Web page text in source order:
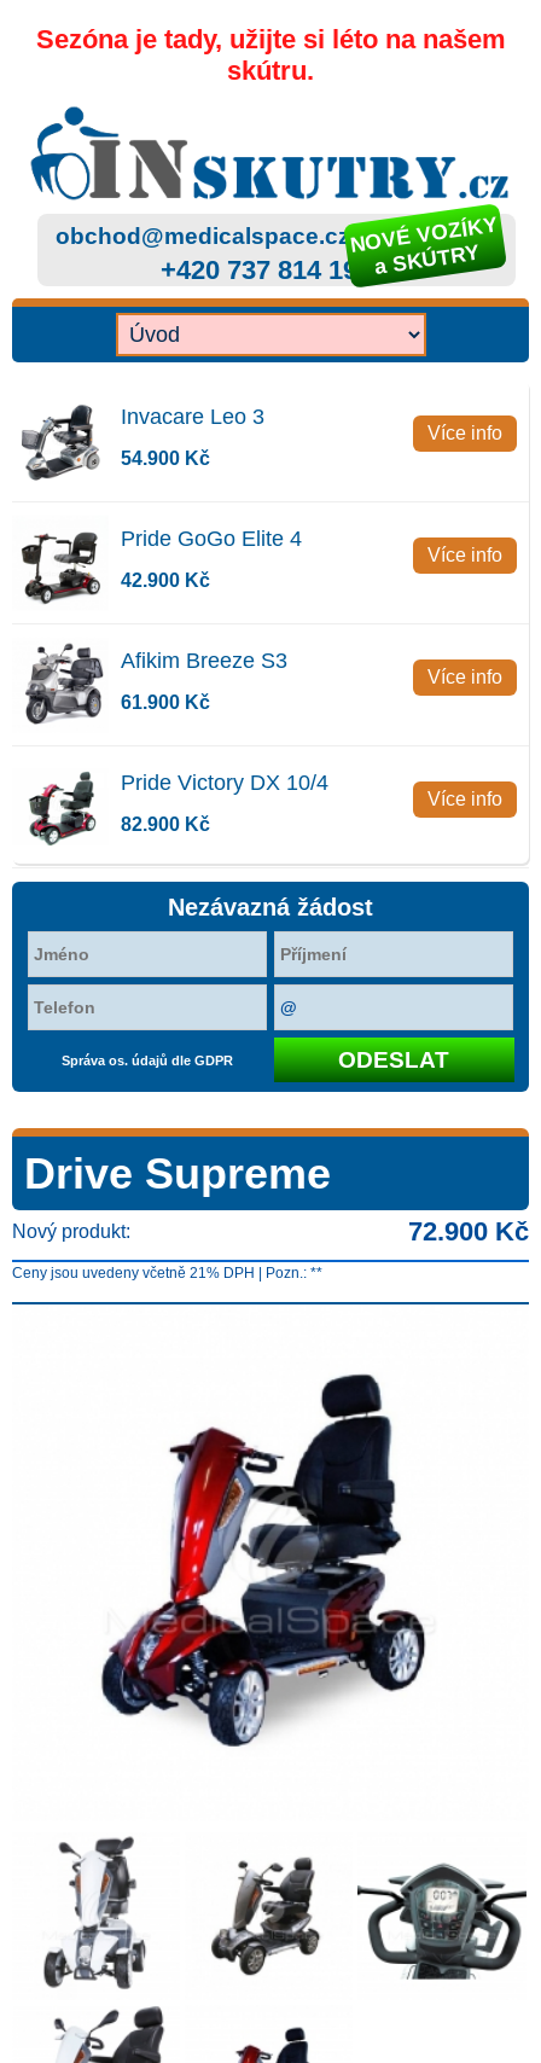
Sezóna je tady, užijte si léto na našem
skútru.
obchod@medicalspace.cz
+420 737 814 199
NOVÉ VOZÍKY
a SKÚTRY
Invacare Leo 3
54.900 Kč
Více info
Pride GoGo Elite 4
42.900 Kč
Více info
Afikim Breeze S3
61.900 Kč
Více info
Pride Victory DX 10/4
82.900 Kč
Více info
Nezávazná žádost
Správa os. údajů dle GDPR
Drive Supreme
Nový produkt: 72.900 Kč
Ceny jsou uvedeny včetně 21% DPH | Pozn.: **